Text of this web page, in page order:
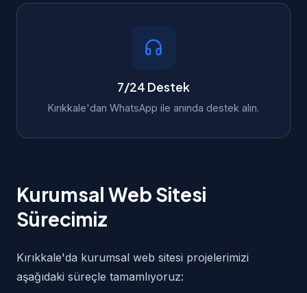
7/24 Destek
Kırıkkale'dan WhatsApp ile anında destek alın.
Kurumsal Web Sitesi
Sürecimiz
Kırıkkale'da kurumsal web sitesi projelerimizi
aşağıdaki süreçle tamamlıyoruz: